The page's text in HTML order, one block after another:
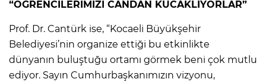
“ÖĞRENCİLERİMİZİ CANDAN KUCAKLIYORLAR”
Prof. Dr. Cantürk ise, “Kocaeli Büyükşehir
Belediyesi’nin organize ettiği bu etkinlikte
dünyanın buluştuğu ortamı görmek beni çok mutlu
ediyor. Sayın Cumhurbaşkanımızın vizyonu,